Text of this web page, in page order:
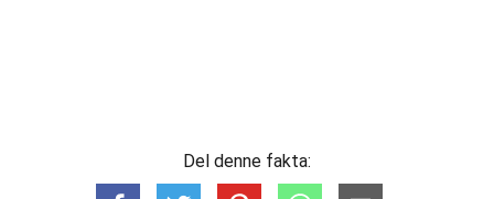
Del denne fakta: